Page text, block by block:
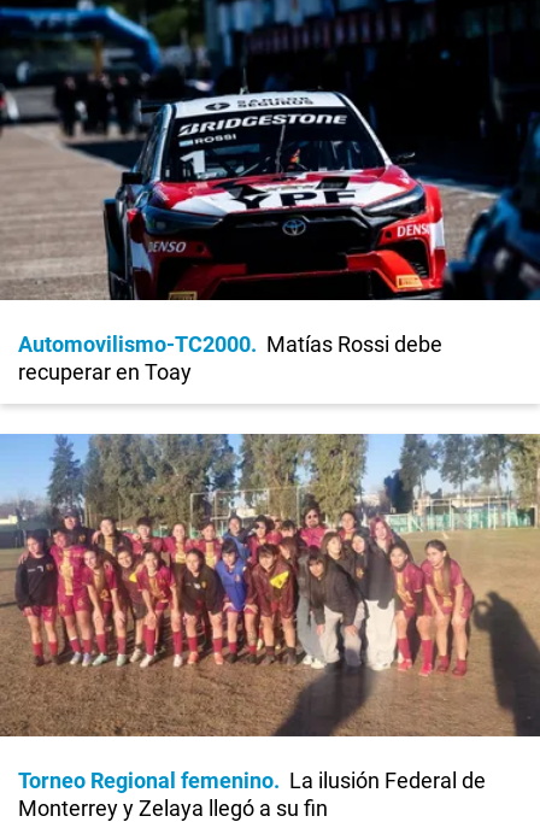
Automovilismo-TC2000
Matías Rossi debe
recuperar en Toay
Torneo Regional femenino
La ilusión Federal de
Monterrey y Zelaya llegó a su fin